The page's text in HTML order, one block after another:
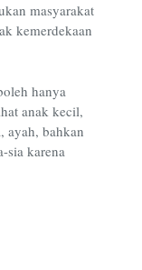
masyarakat
kemerdekaan
hanya
anak kecil,
ayah, bahkan
sia karena